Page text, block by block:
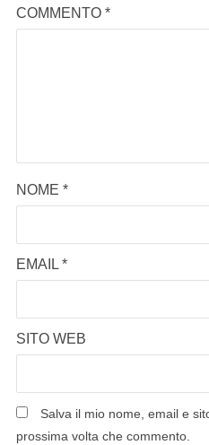
COMMENTO *
NOME *
EMAIL *
SITO WEB
Salva il mio nome, email e
prossima volta che commento.